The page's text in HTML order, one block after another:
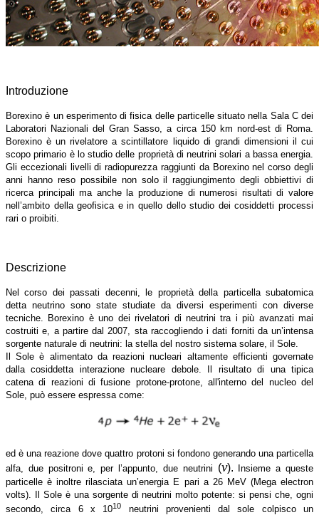
Introduzione
Borexino è un esperimento di fisica delle particelle situato nella Sala C dei
Laboratori Nazionali del Gran Sasso, a circa 150 km nord-est di Roma.
Borexino è un rivelatore a scintillatore liquido di grandi dimensioni il cui
scopo primario è lo studio delle proprietà di neutrini solari a bassa energia.
Gli eccezionali livelli di radiopurezza raggiunti da Borexino nel corso degli
anni hanno reso possibile non solo il raggiungimento degli obbiettivi di
ricerca principali ma anche la produzione di numerosi risultati di valore
nell’ambito della geofisica e in quello dello studio dei cosiddetti processi
rari o proibiti.
Descrizione
Nel corso dei passati decenni, le proprietà della particella subatomica
detta neutrino sono state studiate da diversi esperimenti con diverse
tecniche. Borexino è uno dei rivelatori di neutrini tra i più avanzati mai
costruiti e, a partire dal 2007, sta raccogliendo i dati forniti da un’intensa
sorgente naturale di neutrini: la stella del nostro sistema solare, il Sole.
Il Sole è alimentato da reazioni nucleari altamente efficienti governate
dalla cosiddetta interazione nucleare debole. Il risultato di una tipica
catena di reazioni di fusione protone-protone, all'interno del nucleo del
Sole, può essere espressa come:
ed è una reazione dove quattro protoni si fondono generando una particella
alfa, due positroni e, per l’appunto, due neutrini (ν).
Insieme a queste
particelle è inoltre rilasciata un’energia E pari a 26 MeV (Mega electron
volts). Il Sole è una sorgente di neutrini molto potente: si pensi che, ogni
secondo, circa 6 x 1010
neutrini provenienti dal sole colpisco un